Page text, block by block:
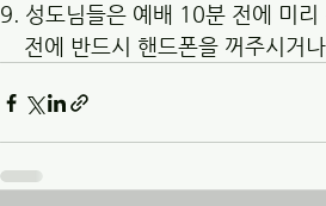
9. 성도님들은 예배 10분 전에 미
전에 반드시 핸드폰을 꺼주시